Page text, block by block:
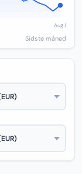
Sidste måned